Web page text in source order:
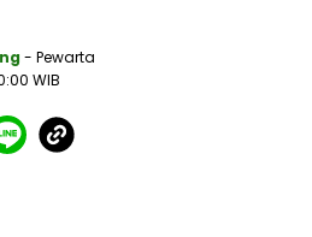
- Pewarta
WIB